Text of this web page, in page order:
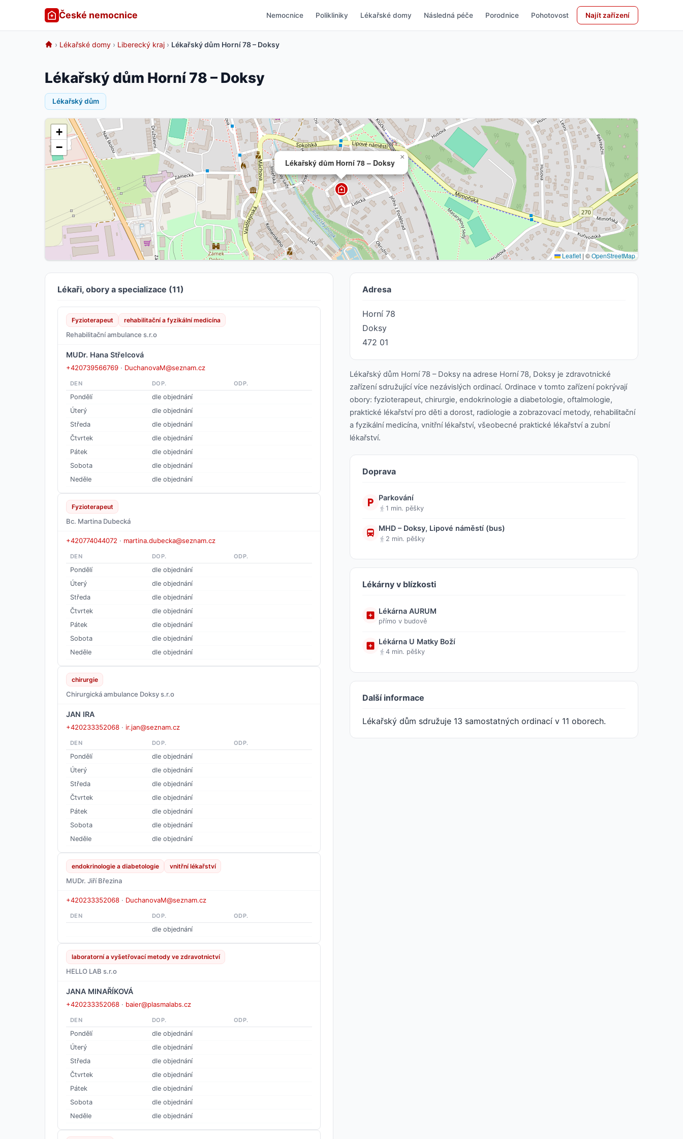
České nemocnice Nemocnice Polikliniky Lékařské domy Následná péče Porodnice Pohotovost Najít zařízení
› Lékařské domy › Liberecký kraj › Lékařský dům Horní 78 – Doksy
Lékařský dům Horní 78 – Doksy
Lékařský dům
Lékařský dům Horní 78 – Doksy
×
+
−
Leaflet | ©OpenStreetMap
Lékaři, obory a specializace (11)
Fyzioterapeut rehabilitační a fyzikální medicína
Rehabilitační ambulance s.r.o
MUDr. Hana Střelcová
+420739566769 · DuchanovaM@seznam.cz
DEN DOP. ODP.
Pondělí
dle objednání
Úterý
dle objednání
Středa
dle objednání
Čtvrtek
dle objednání
Pátek
dle objednání
Sobota
dle objednání
Neděle
dle objednání
Fyzioterapeut
Bc. Martina Dubecká
+420774044072 · martina.dubecka@seznam.cz
DEN DOP. ODP.
Pondělí
dle objednání
Úterý
dle objednání
Středa
dle objednání
Čtvrtek
dle objednání
Pátek
dle objednání
Sobota
dle objednání
Neděle
dle objednání
chirurgie
Chirurgická ambulance Doksy s.r.o
JAN IRA
+420233352068 · ir.jan@seznam.cz
DEN DOP. ODP.
Pondělí
dle objednání
Úterý
dle objednání
Středa
dle objednání
Čtvrtek
dle objednání
Pátek
dle objednání
Sobota
dle objednání
Neděle
dle objednání
endokrinologie a diabetologie vnitřní lékařství
MUDr. Jiří Březina
+420233352068 · DuchanovaM@seznam.cz
DEN DOP. ODP.
dle objednání
laboratorní a vyšetřovací metody ve zdravotnictví
HELLO LAB s.r.o
JANA MINAŘÍKOVÁ
+420233352068 · baier@plasmalabs.cz
DEN DOP. ODP.
Pondělí
dle objednání
Úterý
dle objednání
Středa
dle objednání
Čtvrtek
dle objednání
Pátek
dle objednání
Sobota
dle objednání
Neděle
dle objednání
Adresa
Horní 78
Doksy
472 01
Lékařský dům Horní 78 – Doksy na adrese Horní 78, Doksy je zdravotnické
zařízení sdružující více nezávislých ordinací. Ordinace v tomto zařízení pokrývají
obory: fyzioterapeut, chirurgie, endokrinologie a diabetologie, oftalmologie,
praktické lékařství pro děti a dorost, radiologie a zobrazovací metody, rehabilitační
a fyzikální medicína, vnitřní lékařství, všeobecné praktické lékařství a zubní
lékařství.
Doprava
Parkování
1 min. pěšky
MHD – Doksy, Lipové náměstí (bus)
2 min. pěšky
Lékárny v blízkosti
Lékárna AURUM
přímo v budově
Lékárna U Matky Boží
4 min. pěšky
Další informace
Lékařský dům sdružuje 13 samostatných ordinací v 11 oborech.